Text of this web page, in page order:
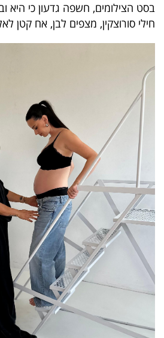
TOP-
הכלכלי
פודקאסט
40
UNDER
40
שיתופי
פעולה
דרושים
ניוזלטרים
בסט הצילומים, חשפה גדעון כי היא
חילי סורוצקין, מצפים לבן, אח קטן לאלונה (3.5)